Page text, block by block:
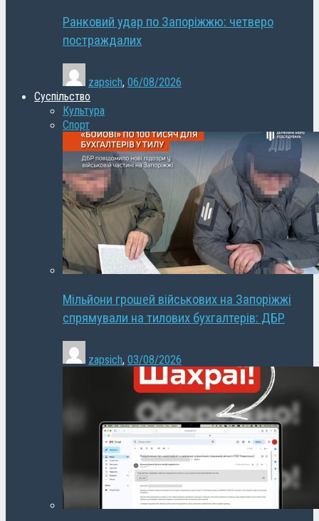
Ранковий удар по Запоріжжю: четверо
постраждалих
zapsich, 06/08/2026
Суспільство
Культура
Спорт
Мільйони грошей військових на Запоріжжі
спрямували на тилових бухгалтерів: ДБР
zapsich, 03/08/2026